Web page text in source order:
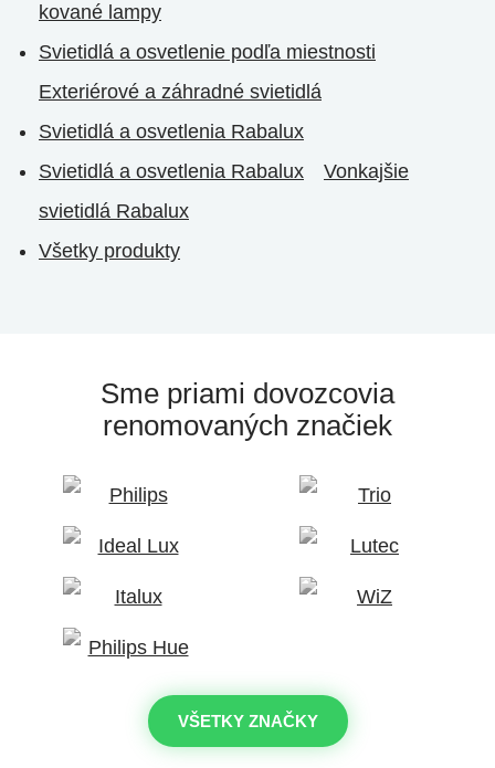
kované lampy
Svietidlá a osvetlenie podľa miestnosti
Exteriérové a záhradné svietidlá
Svietidlá a osvetlenia Rabalux
Svietidlá a osvetlenia Rabalux
Vonkajšie
svietidlá Rabalux
Všetky produkty
Sme priami dovozcovia
renomovaných značiek
VŠETKY ZNAČKY